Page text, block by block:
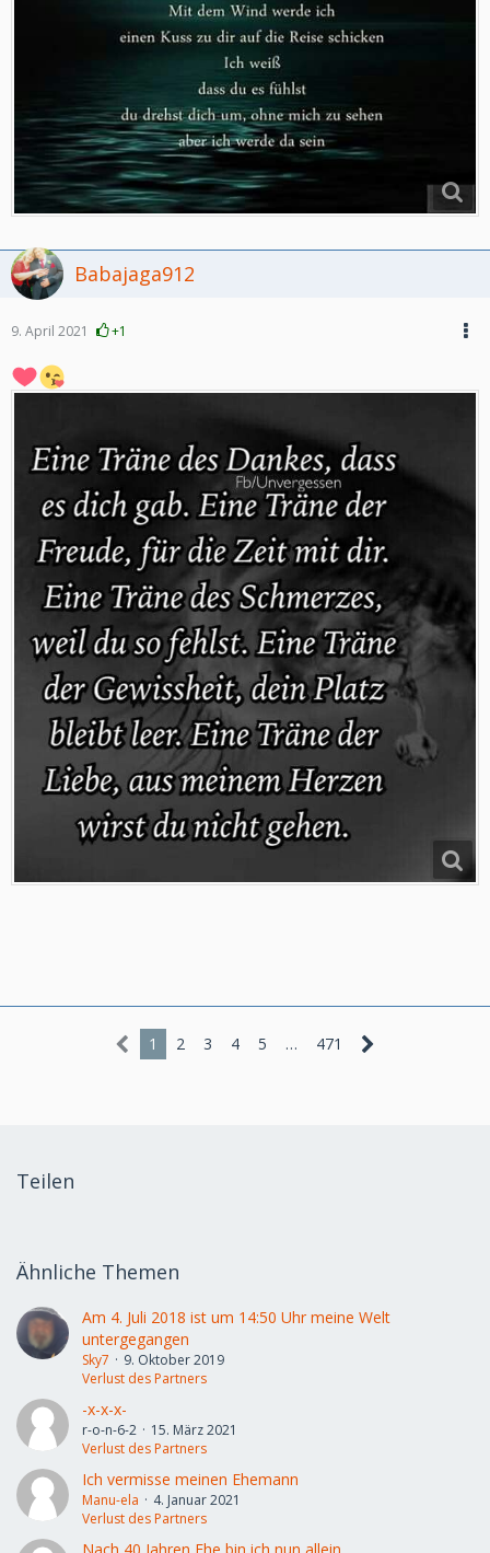
Babajaga912
9. April 2021 +1
1 2 3 4 5 … 471
Teilen
Ähnliche Themen
Am 4. Juli 2018 ist um 14:50 Uhr meine Welt
untergegangen
Sky7
9. Oktober 2019
Verlust des Partners
-x-x-x-
r-o-n-6-2
15. März 2021
Verlust des Partners
Ich vermisse meinen Ehemann
Manu-ela
4. Januar 2021
Verlust des Partners